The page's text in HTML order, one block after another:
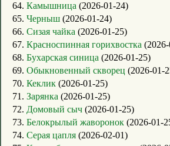
64. Камышница (2026-01-24)
65. Черныш (2026-01-24)
66. Сизая чайка (2026-01-25)
67. Красноспинная горихвостка
68. Бухарская синица (2026-01-25)
69. Обыкновенный скворец (2026-01-
70. Кеклик (2026-01-25)
71. Зарянка (2026-01-25)
72. Домовый сыч (2026-01-25)
73. Белокрылый жаворонок (2026-01-
74. Серая цапля (2026-02-01)